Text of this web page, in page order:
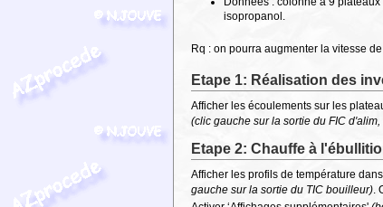
isopropanol.
Rq : on pourra augmenter la vitesse
Etape 1: Réalisation des
Afficher les écoulements sur les
(clic gauche sur la sortie du FIC
Etape 2: Chauffe à
Afficher les profils de température
gauche sur la sortie du TIC bouilleur)